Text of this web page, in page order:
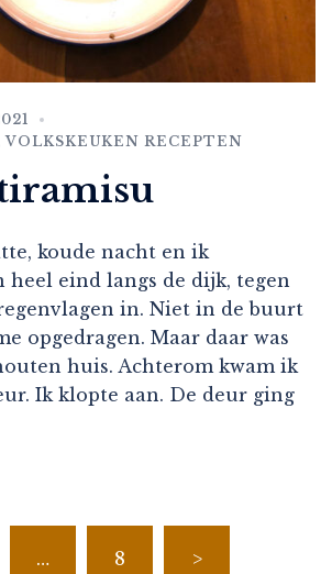
VOLKSKEUKEN RECEPTEN
koude nacht en ik
heel eind langs de dijk, tegen
in. Niet in de buurt
opgedragen. Maar daar was
huis. Achterom kwam ik
Ik klopte aan. De deur ging
… 8 >